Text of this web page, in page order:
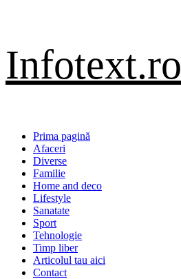
Infotext.ro
Primary
Menu
Prima pagină
Afaceri
Diverse
Familie
Home and deco
Lifestyle
Sanatate
Sport
Tehnologie
Timp liber
Articolul tau aici
Contact